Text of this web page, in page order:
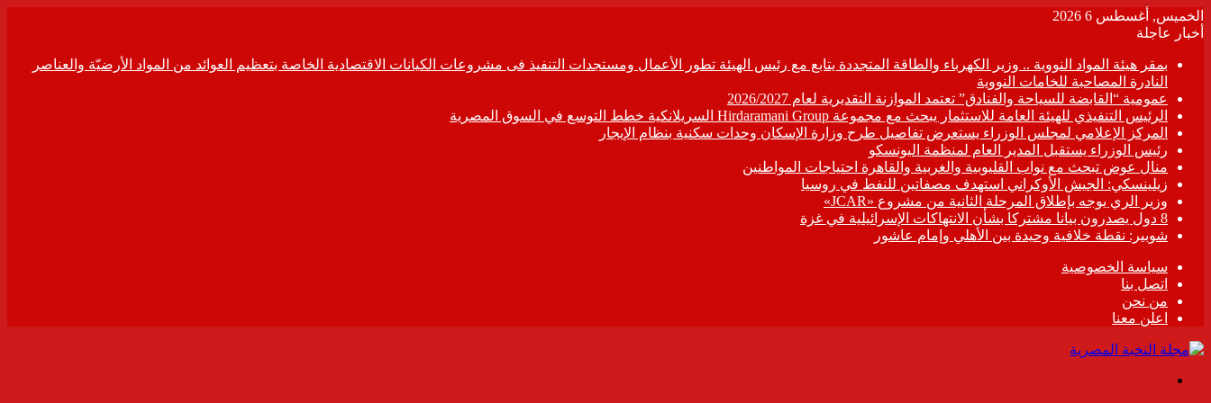
الخميس, أغسطس 6 2026
أخبار عاجلة
بمقر هيئة المواد النووية .. وزير الكهرباء والطاقة المتجددة يتابع مع رئيس الهيئة تطور الأعمال ومستجدات التنفيذ فى مشروعات الكيانات الاقتصادية الخاصة بتعظيم العوائد من المواد الأرضيّة والعناصر
النادرة المصاحبة للخامات النووية
عمومية “القابضة للسياحة والفنادق” تعتمد الموازنة التقديرية لعام 2026/2027
الرئيس التنفيذي للهيئة العامة للاستثمار يبحث مع مجموعة Hirdaramani Group السريلانكية خطط التوسع في السوق المصرية
المركز الإعلامي لمجلس الوزراء يستعرض تفاصيل طرح وزارة الإسكان وحدات سكنية بنظام الإيجار
رئيس الوزراء يستقبل المدير العام لمنظمة اليونسكو
منال عوض تبحث مع نواب القليوبية والغربية والقاهرة احتياجات المواطنين
زيلينسكي: الجيش الأوكراني استهدف مصفاتين للنفط في روسيا
وزير الري يوجه بإطلاق المرحلة الثانية من مشروع «JCAR»
8 دول يصدرون بيانا مشتركا بشأن الانتهاكات الإسرائيلية في غزة
شوبير: نقطة خلافية وحيدة بين الأهلي وإمام عاشور
سياسة الخصوصية
اتصل بنا
من نحن
اعلن معنا